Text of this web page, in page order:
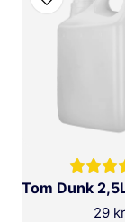
Butiken svarade
Ja men då
29 kr